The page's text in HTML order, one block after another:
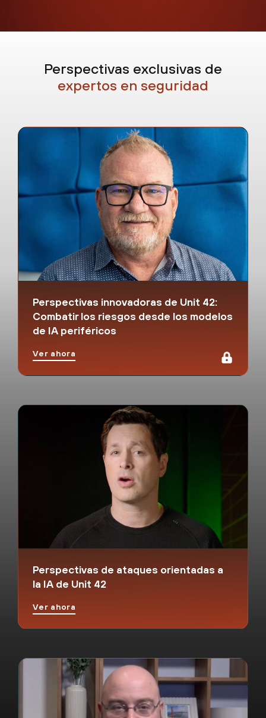
Perspectivas exclusivas de
expertos en seguridad
Perspectivas innovadoras de Unit 42:
Combatir los riesgos desde los modelos
de IA periféricos
Ver ahora
Perspectivas de ataques orientadas a
la IA de Unit 42
Ver ahora